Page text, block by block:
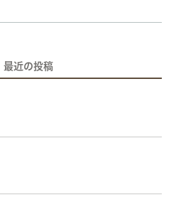
最近の投稿